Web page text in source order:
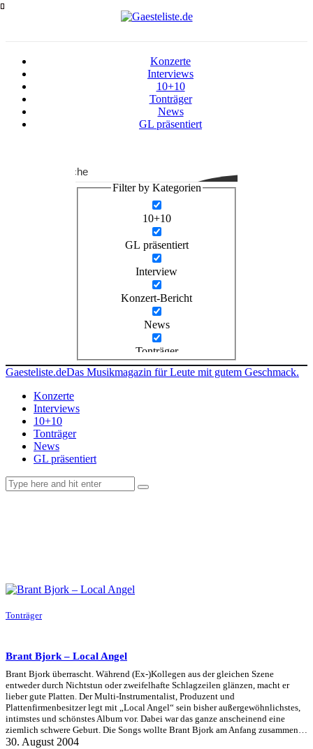
Konzerte
Interviews
10+10
Tonträger
News
GL präsentiert
Suche
Filter by Kategorien
10+10
GL präsentiert
Interview
Konzert-Bericht
News
Tonträger
Gaesteliste.deDas Musikmagazin für Leute mit gutem Geschmack.
Konzerte
Interviews
10+10
Tonträger
News
GL präsentiert
Tonträger
Brant Bjork – Local Angel
Brant Bjork überrascht. Während (Ex-)Kollegen aus der gleichen Szene
entweder durch Nichtstun oder zweifelhafte Schlagzeilen glänzen, macht er
lieber gute Platten. Der Multi-Instrumentalist, Produzent und
Plattenfirmenbesitzer legt mit „Local Angel“ sein bisher außergewöhnlichstes,
intimstes und schönstes Album vor. Dabei war das ganze anscheinend eine
ziemlich schwere Geburt. Die Songs wollte Brant Bjork am Anfang zusammen…
30. August 2004